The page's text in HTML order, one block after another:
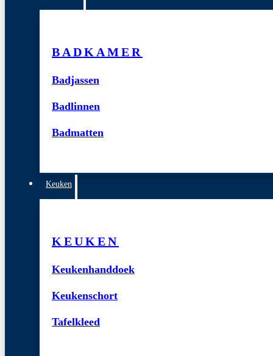
BADKAMER
Badjassen
Badlinnen
Badmatten
Keuken
KEUKEN
Keukenhanddoek
Keukenschort
Tafelkleed